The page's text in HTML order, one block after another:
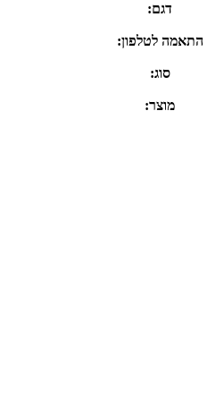
דגם:
התאמה לטלפון:
סוג:
מוצר: